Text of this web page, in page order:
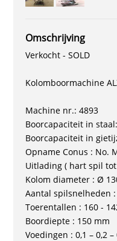
Omschrijving
Verkocht - SOLD
Kolomboormachine
Machine nr.: 4893
Boorcapaciteit in
Boorcapaciteit in
Opname Conus : No.
Uitlading ( hart spil
Kolom diameter : Ø
Aantal spilsnelheden
Toerentallen : 160 -
Boordiepte : 150 mm
Voedingen : 0,1 – 0,2